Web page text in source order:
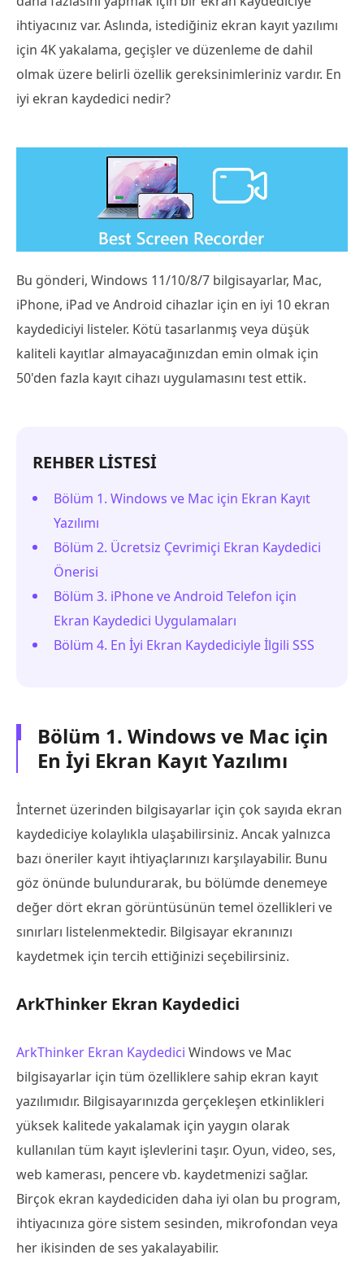
ihtiyacınız var. Aslında, istediğiniz ekran kayıt yazılımı
için 4K yakalama, geçişler ve düzenleme de dahil
olmak üzere belirli özellik gereksinimleriniz vardır. En
iyi ekran kaydedici nedir?
Bu gönderi, Windows 11/10/8/7 bilgisayarlar, Mac,
iPhone, iPad ve Android cihazlar için en iyi 10 ekran
kaydediciyi listeler. Kötü tasarlanmış veya düşük
kaliteli kayıtlar almayacağınızdan emin olmak için
50'den fazla kayıt cihazı uygulamasını test ettik.
REHBER LİSTESİ
Bölüm 1. Windows ve Mac için Ekran Kayıt
Yazılımı
Bölüm 2. Ücretsiz Çevrimiçi Ekran Kaydedici
Önerisi
Bölüm 3. iPhone ve Android Telefon için
Ekran Kaydedici Uygulamaları
Bölüm 4. En İyi Ekran Kaydediciyle İlgili SSS
Bölüm 1. Windows ve Mac için
En İyi Ekran Kayıt Yazılımı
İnternet üzerinden bilgisayarlar için çok sayıda ekran
kaydediciye kolaylıkla ulaşabilirsiniz. Ancak yalnızca
bazı öneriler kayıt ihtiyaçlarınızı karşılayabilir. Bunu
göz önünde bulundurarak, bu bölümde denemeye
değer dört ekran görüntüsünün temel özellikleri ve
sınırları listelenmektedir. Bilgisayar ekranınızı
kaydetmek için tercih ettiğinizi seçebilirsiniz.
ArkThinker Ekran Kaydedici
ArkThinker Ekran Kaydedici Windows ve Mac
bilgisayarlar için tüm özelliklere sahip ekran kayıt
yazılımıdır. Bilgisayarınızda gerçekleşen etkinlikleri
yüksek kalitede yakalamak için yaygın olarak
kullanılan tüm kayıt işlevlerini taşır. Oyun, video, ses,
web kamerası, pencere vb. kaydetmenizi sağlar.
Birçok ekran kaydediciden daha iyi olan bu program,
ihtiyacınıza göre sistem sesinden, mikrofondan veya
her ikisinden de ses yakalayabilir.